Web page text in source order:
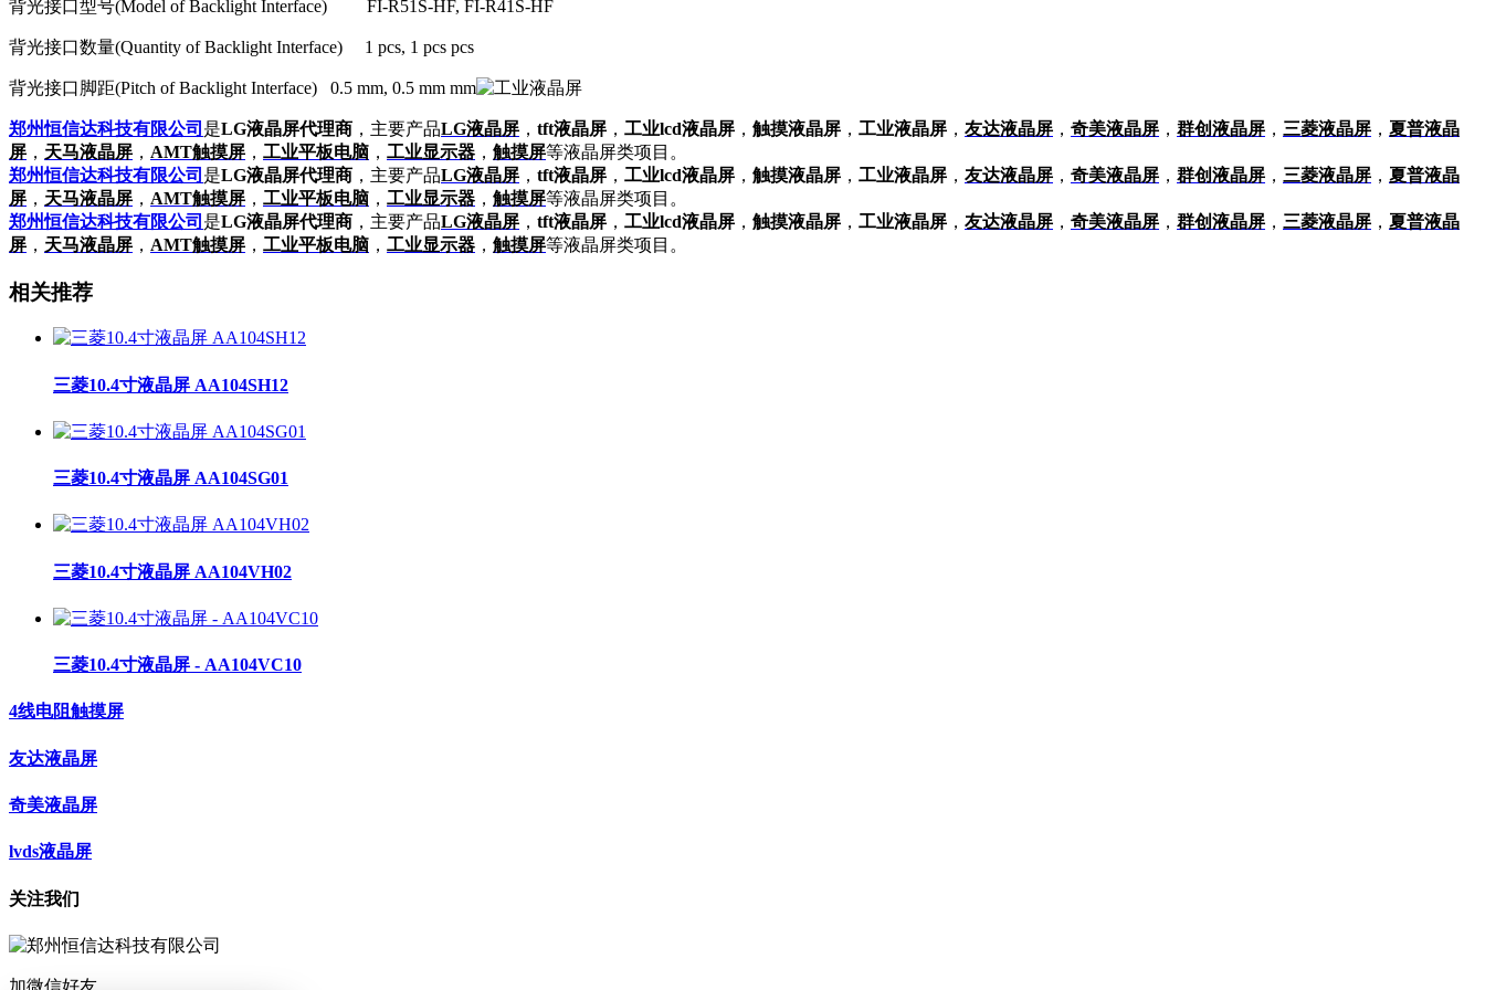
背光接口型号(Model of Backlight Interface) FI-R51S-HF, FI-R41S-HF
背光接口数量(Quantity of Backlight Interface) 1 pcs, 1 pcs pcs
背光接口脚距(Pitch of Backlight Interface) 0.5 mm, 0.5 mm mm
郑州恒信达科技有限公司 是LG液晶屏代理商 ，主要产品LG液晶屏 ， tft液晶屏 ， 工业lcd液晶屏 ， 触摸液晶屏 ， 工业液晶屏 ， 友达液晶屏 ， 奇美液晶屏 ， 群创液晶屏 ， 三菱液晶屏 ， 夏普液晶
屏 ， 天马液晶屏 ， AMT触摸屏 ， 工业平板电脑 ， 工业显示器 ， 触摸屏等液晶屏类项目。
郑州恒信达科技有限公司 是LG液晶屏代理商 ，主要产品LG液晶屏 ， tft液晶屏 ， 工业lcd液晶屏 ， 触摸液晶屏 ， 工业液晶屏 ， 友达液晶屏 ， 奇美液晶屏 ， 群创液晶屏 ， 三菱液晶屏 ， 夏普液晶
屏 ， 天马液晶屏 ， AMT触摸屏 ， 工业平板电脑 ， 工业显示器 ， 触摸屏等液晶屏类项目。
郑州恒信达科技有限公司 是LG液晶屏代理商 ，主要产品LG液晶屏 ， tft液晶屏 ， 工业lcd液晶屏 ， 触摸液晶屏 ， 工业液晶屏 ， 友达液晶屏 ， 奇美液晶屏 ， 群创液晶屏 ， 三菱液晶屏 ， 夏普液晶
屏 ， 天马液晶屏 ， AMT触摸屏 ， 工业平板电脑 ， 工业显示器 ， 触摸屏等液晶屏类项目。
相关推荐
三菱10.4寸液晶屏 AA104SH12
三菱10.4寸液晶屏 AA104SG01
三菱10.4寸液晶屏 AA104VH02
三菱10.4寸液晶屏 - AA104VC10
4线电阻触摸屏
友达液晶屏
奇美液晶屏
lvds液晶屏
关注我们
加微信好友